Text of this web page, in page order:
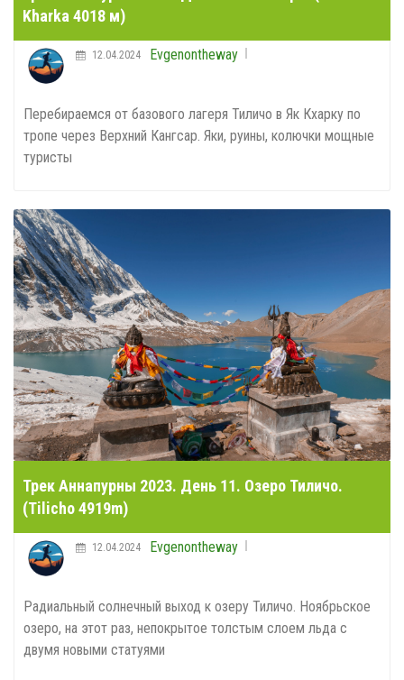
Kharka 4018 м)
Evgenontheway
12.04.2024
Перебираемся от базового лагеря Тиличо в Як Кхарку по
тропе через Верхний Кангсар. Яки, руины, колючки мощные
туристы
Трек Аннапурны 2023. День 11. Озеро Тиличо.
(Tilicho 4919m)
Evgenontheway
12.04.2024
Радиальный солнечный выход к озеру Тиличо. Ноябрьское
озеро, на этот раз, непокрытое толстым слоем льда с
двумя новыми статуями